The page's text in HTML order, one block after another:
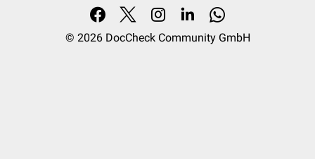
© 2026 DocCheck Community GmbH